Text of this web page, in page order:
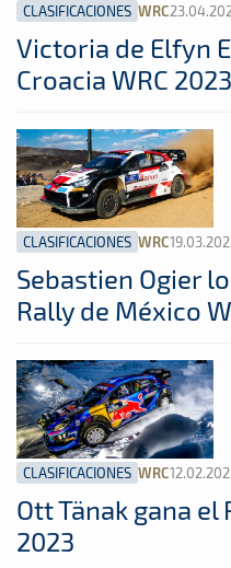
CLASIFICACIONES WRC
Victoria de Elfyn
Croacia WRC 2023
CLASIFICACIONES WRC
Sebastien Ogier
Rally de México
CLASIFICACIONES WRC
Ott Tänak gana el
2023